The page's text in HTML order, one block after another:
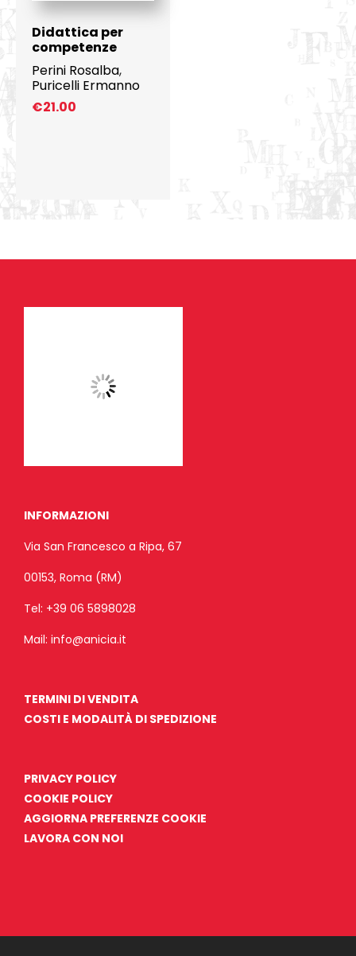
Didattica per
competenze
Perini Rosalba,
Puricelli Ermanno
€21.00
INFORMAZIONI
Via San Francesco a Ripa, 67
00153, Roma (RM)
Tel: +39 06 5898028
Mail: info@anicia.it
TERMINI DI VENDITA
COSTI E MODALITÀ DI SPEDIZIONE
PRIVACY POLICY
COOKIE POLICY
AGGIORNA PREFERENZE COOKIE
LAVORA CON NOI